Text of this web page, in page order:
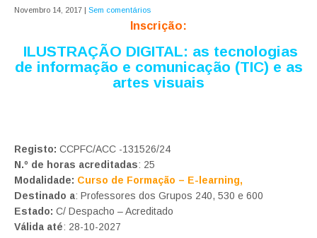
Novembro 14, 2017 | Sem comentários
Inscrição:
ILUSTRAÇÃO DIGITAL: as tecnologias
de informação e comunicação (TIC) e as
artes visuais
Registo: CCPFC/ACC -131526/24
N.º de horas acreditadas: 25
Modalidade: Curso de Formação – E-learning,
Destinado a: Professores dos Grupos 240, 530 e 600
Estado: C/ Despacho – Acreditado
Válida até: 28-10-2027